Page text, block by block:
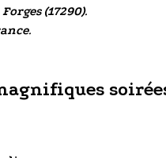
Forges (17290).
.